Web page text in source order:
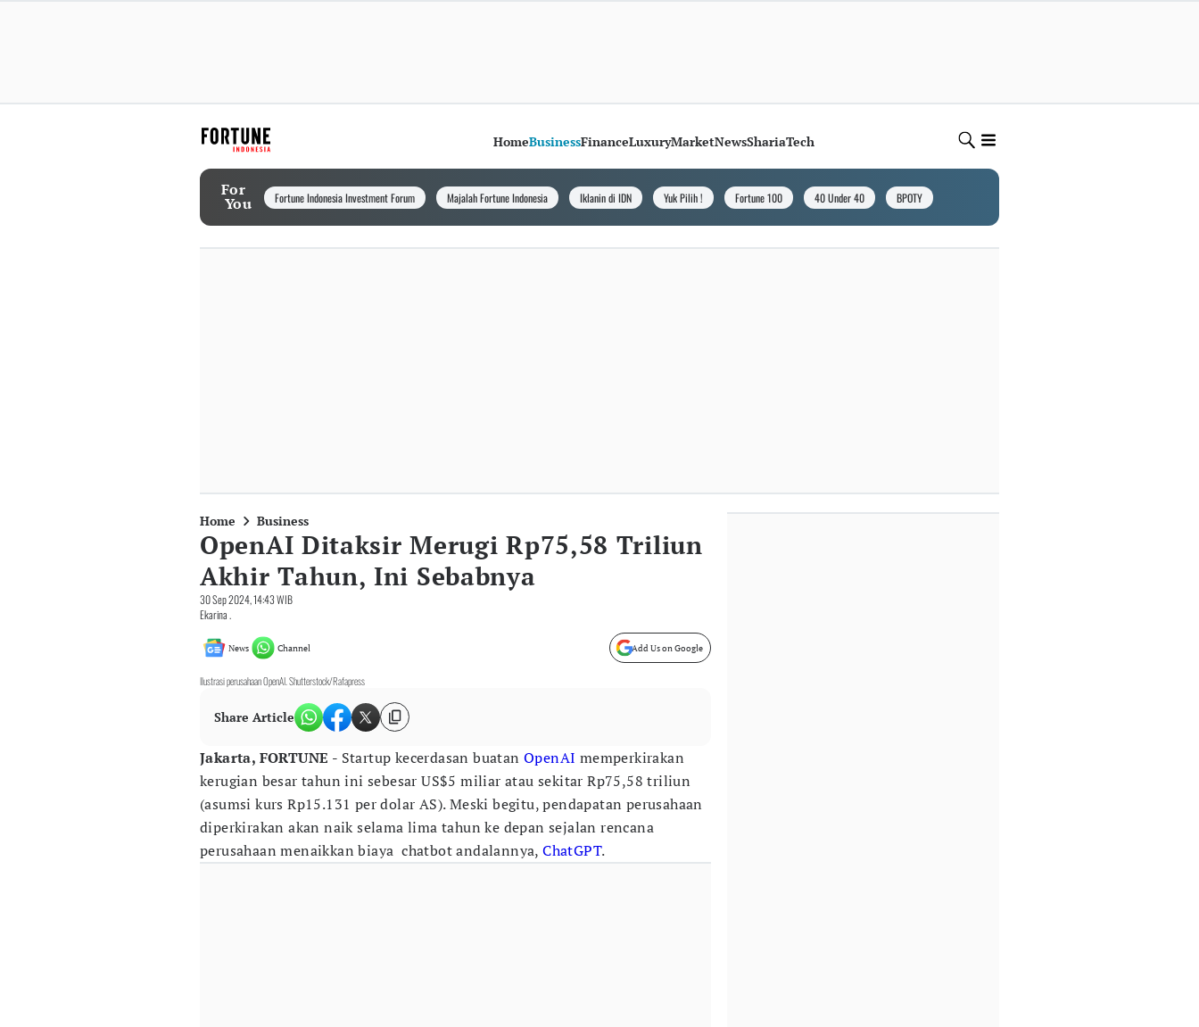
HomeBusinessFinanceLuxuryMarketNewsShariaTech
For
You Fortune Indonesia Investment Forum Majalah Fortune Indonesia Iklanin di IDN Yuk Pilih ! Fortune 100 40 Under 40 BPOTY
Home Business
OpenAI Ditaksir Merugi Rp75,58 Triliun
Akhir Tahun, Ini Sebabnya
30 Sep 2024, 14:43 WIB
Ekarina .
News Channel Add Us on Google
Ilustrasi perusahaan OpenAI. Shutterstock/Rafapress
Share Article
Jakarta, FORTUNE - Startup kecerdasan buatanOpenAI memperkirakan
kerugian besar tahun ini sebesar US$5 miliar atau sekitar Rp75,58 triliun
(asumsi kurs Rp15.131 per dolar AS). Meski begitu, pendapatan perusahaan
diperkirakan akan naik selama lima tahun ke depan sejalan rencana
perusahaan menaikkan biaya chatbot andalannya,ChatGPT.